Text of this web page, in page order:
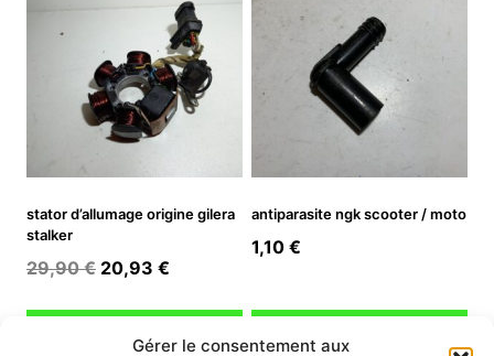
Gérer le consentement aux
stator d’allumage origine gilera
stalker
29,90€ Le
initial
était :
20,93 €
actuel
est :
Ajouter au panier
antiparasite ngk scooter / moto
1,10 €
Ajouter au panier